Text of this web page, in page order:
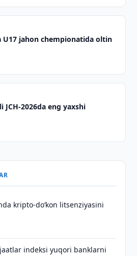
U17 jahon chempionatida oltin
2026da eng yaxshi
kripto-do‘kon litsenziyasini
indeksi yuqori banklarni